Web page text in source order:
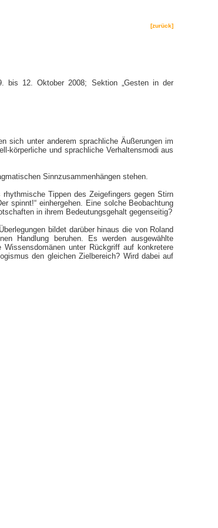
[zurück]
bis 12. Oktober 2008; Sektion „Gesten in der
sich unter anderem sprachliche Äußerungen im
körperliche und sprachliche Verhaltensmodi aus
Sinnzusammenhängen stehen.
Tippen des Zeigefingers gegen Stirn
spinnt!“ einhergehen. Eine solche Beobachtung
in ihrem Bedeutungsgehalt gegenseitig?
bildet darüber hinaus die von Roland
Handlung beruhen. Es werden ausgewählte
Wissensdomänen unter Rückgriff auf konkretere
den gleichen Zielbereich? Wird dabei auf